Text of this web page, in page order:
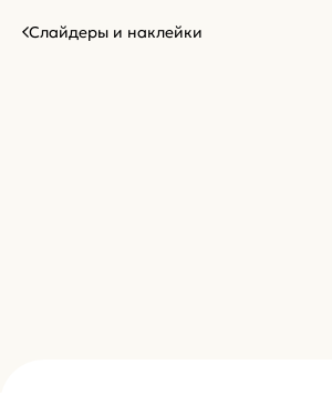
Слайдеры и наклейки